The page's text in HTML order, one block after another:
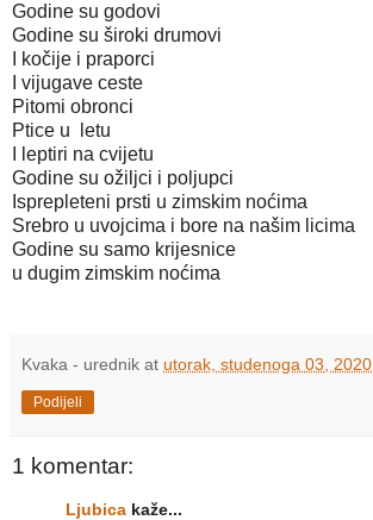
Godine su godovi
Godine su široki drumovi
I kočije i praporci
I vijugave ceste
Pitomi obronci
Ptice u letu
I leptiri na cvijetu
Godine su ožiljci i poljupci
Isprepleteni prsti u zimskim noćima
Srebro u uvojcima i bore na našim licima
Godine su samo krijesnice
u dugim zimskim noćima
Kvaka - urednik at utorak, studenoga 03, 2020
Podijeli
1 komentar:
Ljubica kaže...